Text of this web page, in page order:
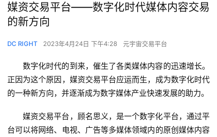
媒资交易平台——数字化时代媒体内容交易
的新方向
DC RIGHT 2023年4月24日 下午4:28 元宇宙交易平台
数字化时代的到来，催生了各类媒体内容的迅速增长。
正因为这个原因，媒资交易平台应运而生，成为数字化时代
的一种新方向，并逐渐成为数字媒体产业快速发展的助力。
媒资交易平台，顾名思义，是一个数字化平台，通过平
台可以将网络、电视、广告等多媒体领域内的原创媒体内容